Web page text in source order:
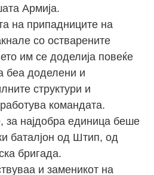
Армија.
на припадниците на
со остварените
им се доделија повеќе
беа доделени и
структури и
командата.
најдобра единица беше
баталјон од Штип, од
бригада.
и заменикот на